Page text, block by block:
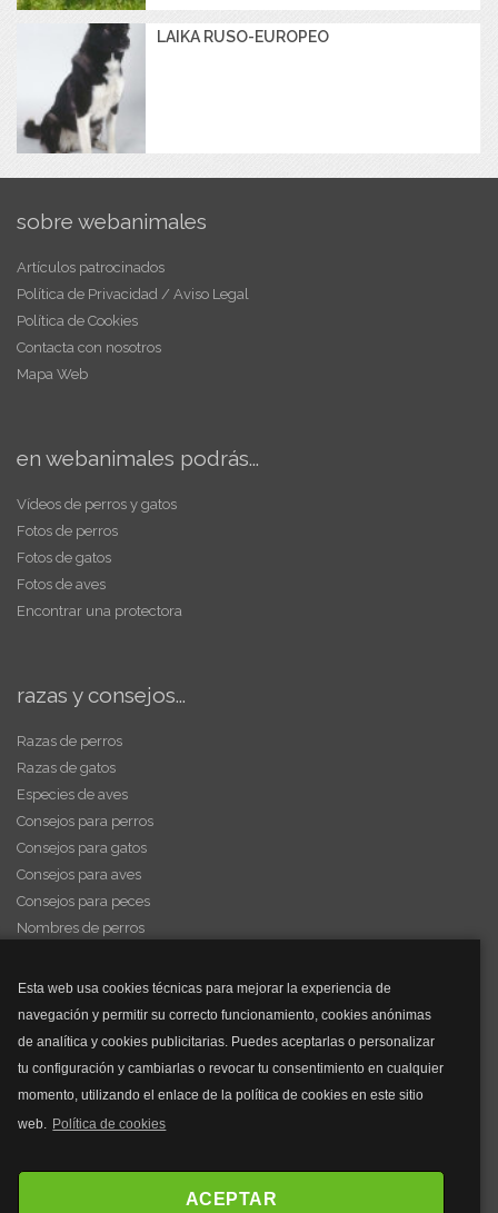
Esta web usa cookies técnicas para mejorar la experiencia de
navegación y permitir su correcto funcionamiento, cookies anónimas
de analítica y cookies publicitarias. Puedes aceptarlas o personalizar
tu configuración y cambiarlas o revocar tu consentimiento en cualquier
momento, utilizando el enlace de la política de cookies en este sitio
web. Política de cookies
ACEPTAR
LAIKA RUSO-EUROPEO
sobre webanimales
Artículos patrocinados
Política de Privacidad / Aviso Legal
Política de Cookies
Contacta con nosotros
Mapa Web
en webanimales podrás...
Vídeos de perros y gatos
Fotos de perros
Fotos de gatos
Fotos de aves
Encontrar una protectora
razas y consejos...
Razas de perros
Razas de gatos
Especies de aves
Consejos para perros
Consejos para gatos
Consejos para aves
Consejos para peces
Nombres de perros
y mucho más...